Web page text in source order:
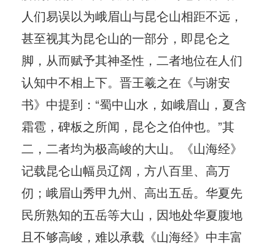
人们易误以为峨眉山与昆仑山相距不远，
甚至视其为昆仑山的一部分，即昆仑之
脚，从而赋予其神圣性，二者地位在人们
认知中不相上下。晋王羲之在《与谢安
书》中提到：“蜀中山水，如峨眉山，夏含
霜雹，碑板之所闻，昆仑之伯仲也。”其
二，二者均为极高峻的大山。《山海经》
记载昆仑山幅员辽阔，方八百里、高万
仞；峨眉山秀甲九州、高出五岳。华夏先
民所熟知的五岳等大山，因地处华夏腹地
且不够高峻，难以承载《山海经》中丰富